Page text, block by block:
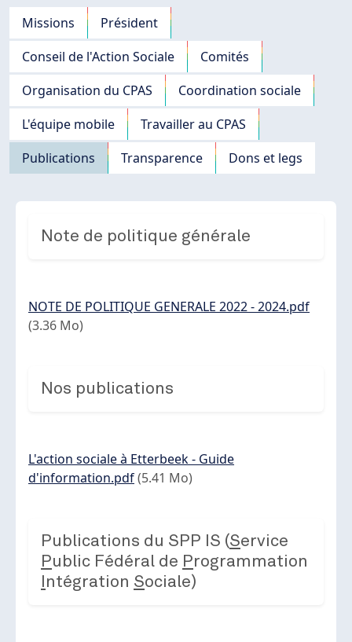
Navigation principale
Missions
Président
Conseil de l'Action Sociale
Comités
Organisation du CPAS
Coordination sociale
L'équipe mobile
Travailler au CPAS
Publications
Transparence Dons et legs
Note de politique générale
Document
NOTE DE POLITIQUE GENERALE 2022 - 2024.pdf
(3.36 Mo)
Nos publications
Document
L'action sociale à Etterbeek - Guide
d'information.pdf(5.41 Mo)
Publications du SPP IS (Service
Public Fédéral de Programmation
ntégration Sociale)